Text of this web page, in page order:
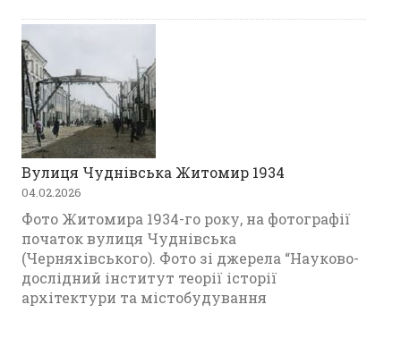
Вулиця Чуднівська Житомир 1934
04.02.2026
Фото Житомира 1934-го року, на фотографії
початок вулиця Чуднівська
(Черняхівського). Фото зі джерела “Науково-
дослідний інститут теорії історії
архітектури та містобудування